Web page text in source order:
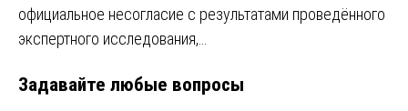
официальное несогласие с результатами проведённого
экспертного исследования,…
Задавайте любые вопросы